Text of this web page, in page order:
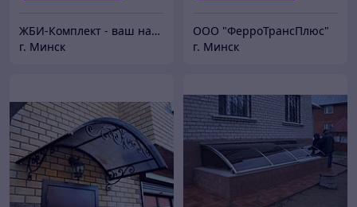
ЖБИ-Комплект - ваш надежный поставщик железобетонных изделий
г. Минск
ООО "ФерроТрансПлюс"
г. Минск